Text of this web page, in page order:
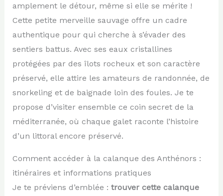
amplement le détour, même si elle se mérite !
Cette petite merveille sauvage offre un cadre
authentique pour qui cherche à s’évader des
sentiers battus. Avec ses eaux cristallines
protégées par des îlots rocheux et son caractère
préservé, elle attire les amateurs de randonnée, de
snorkeling et de baignade loin des foules. Je te
propose d’visiter ensemble ce coin secret de la
méditerranée, où chaque galet raconte l’histoire
d’un littoral encore préservé.
Comment accéder à la calanque des Anthénors :
itinéraires et informations pratiques
Je te préviens d’emblée : trouver cette calanque